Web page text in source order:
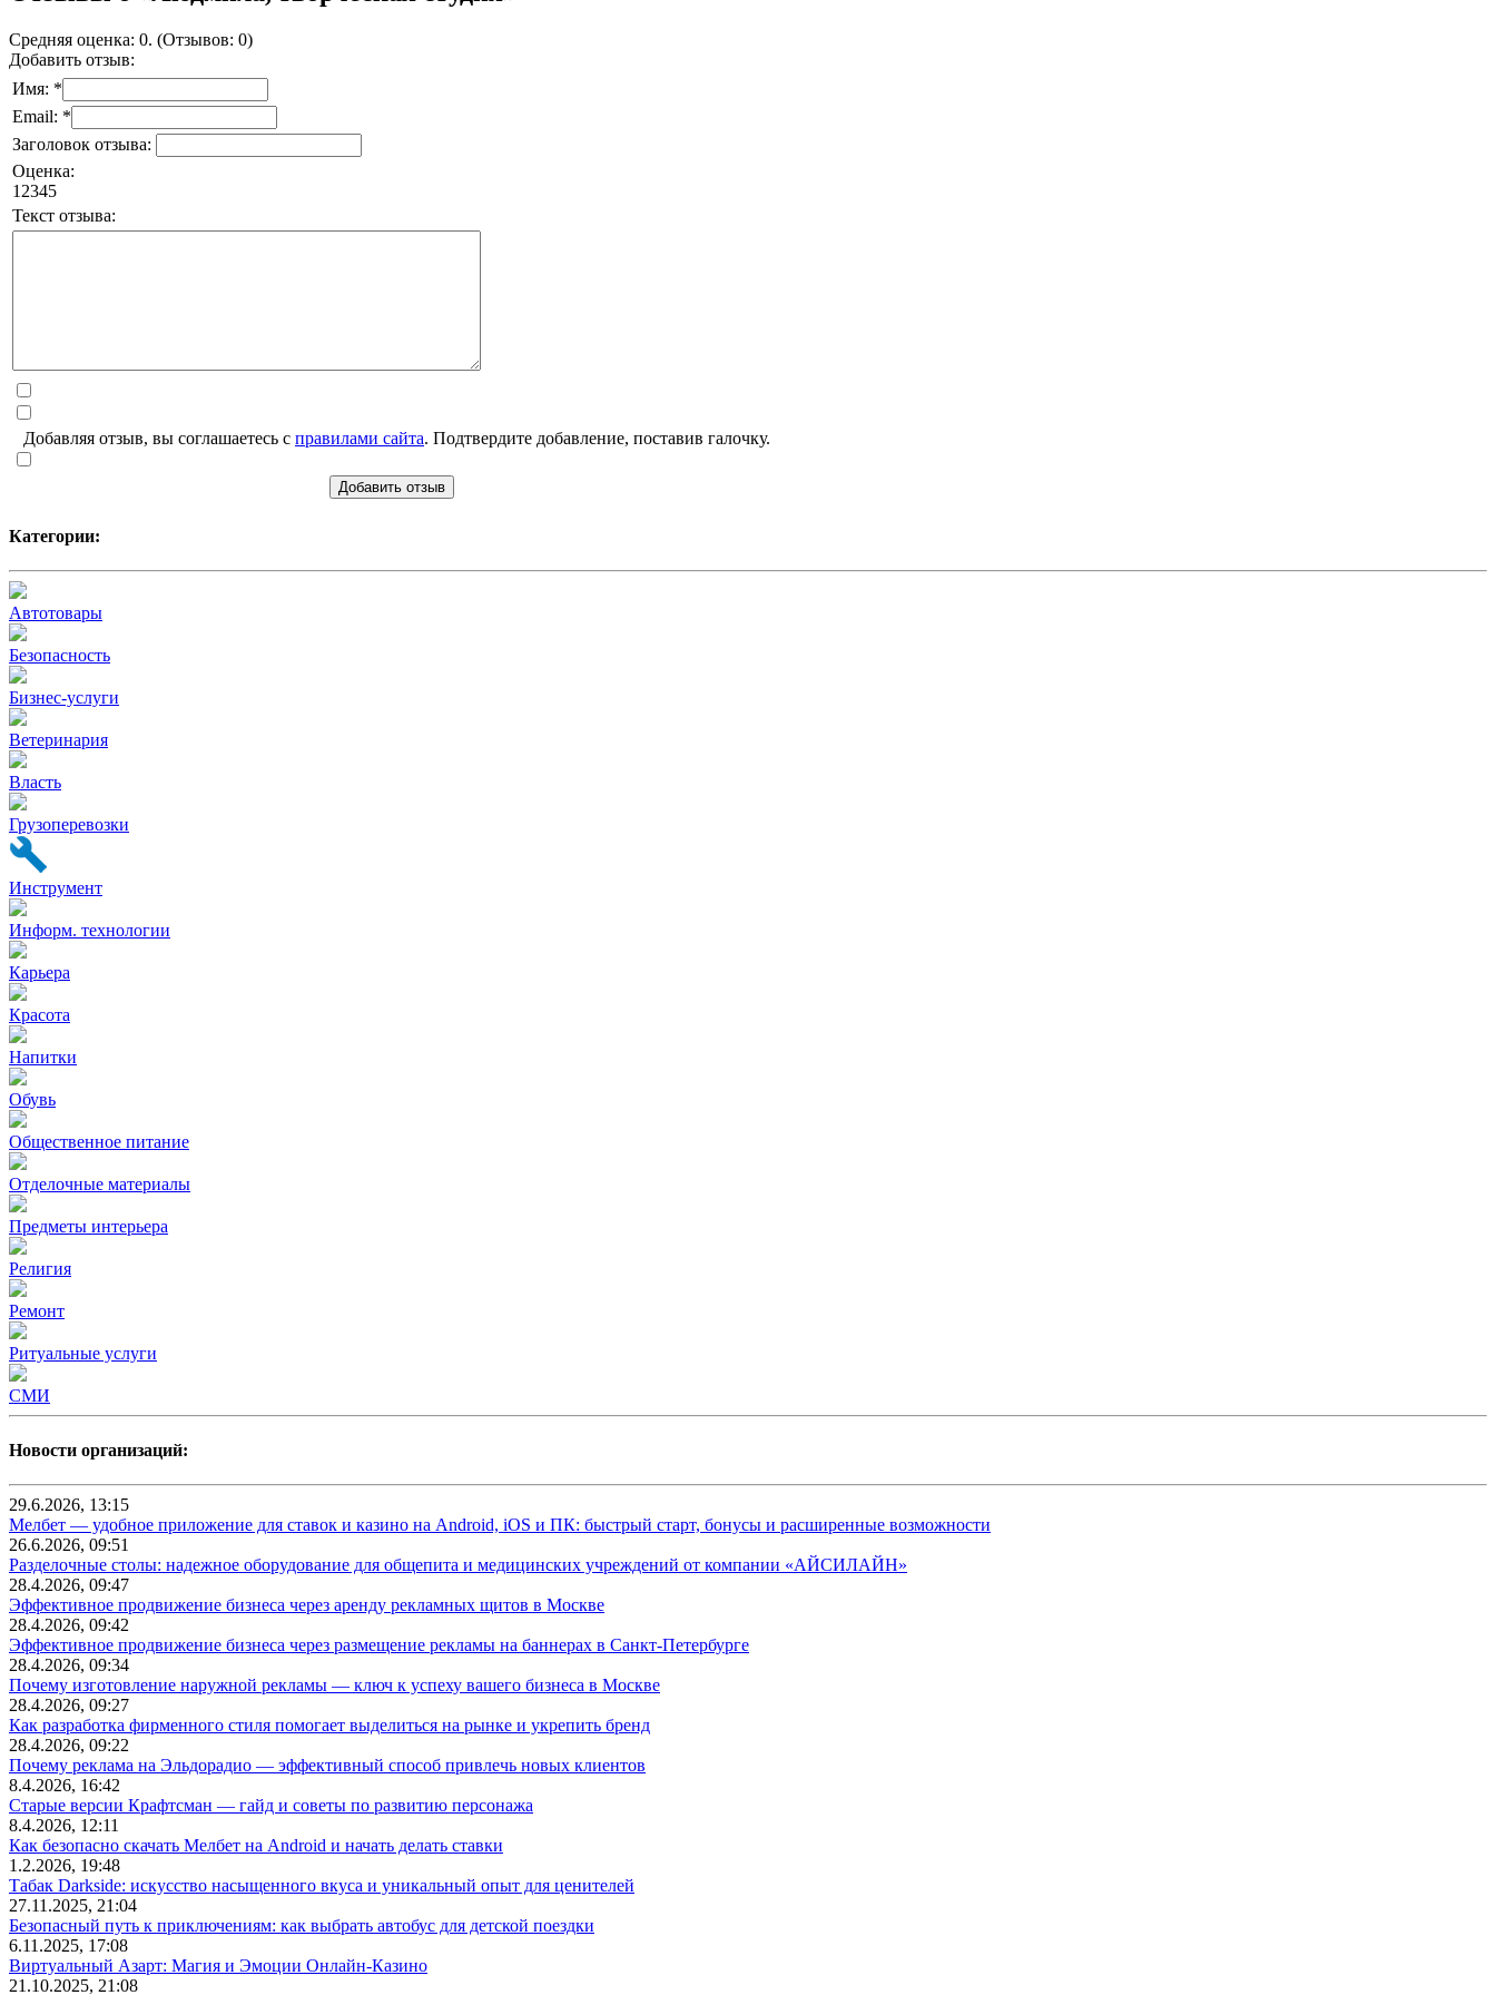
Средняя оценка: 0. (Отзывов: 0)
Добавить отзыв:
Имя: *
Email: *
Заголовок отзыва:
Оценка:
1 2345
Текст отзыва:
Добавляя отзыв, вы соглашаетесь с правилами сайта. Подтвердите добавление, поставив галочку.
Добавить отзыв
Категории:
Автотовары
Безопасность
Бизнес-услуги
Ветеринария
Власть
Грузоперевозки
Инструмент
Информ. технологии
Карьера
Красота
Напитки
Обувь
Общественное питание
Отделочные материалы
Предметы интерьера
Религия
Ремонт
Ритуальные услуги
СМИ
Новости организаций:
29.6.2026, 13:15
Мелбет — удобное приложение для ставок и казино на Android, iOS и ПК: быстрый старт, бонусы и расширенные возможности
26.6.2026, 09:51
Разделочные столы: надежное оборудование для общепита и медицинских учреждений от компании «АЙСИЛАЙН»
28.4.2026, 09:47
Эффективное продвижение бизнеса через аренду рекламных щитов в Москве
28.4.2026, 09:42
Эффективное продвижение бизнеса через размещение рекламы на баннерах в Санкт-Петербурге
28.4.2026, 09:34
Почему изготовление наружной рекламы — ключ к успеху вашего бизнеса в Москве
28.4.2026, 09:27
Как разработка фирменного стиля помогает выделиться на рынке и укрепить бренд
28.4.2026, 09:22
Почему реклама на Эльдорадио — эффективный способ привлечь новых клиентов
8.4.2026, 16:42
Старые версии Крафтсман — гайд и советы по развитию персонажа
8.4.2026, 12:11
Как безопасно скачать Мелбет на Android и начать делать ставки
1.2.2026, 19:48
Табак Darkside: искусство насыщенного вкуса и уникальный опыт для ценителей
27.11.2025, 21:04
Безопасный путь к приключениям: как выбрать автобус для детской поездки
6.11.2025, 17:08
Виртуальный Азарт: Магия и Эмоции Онлайн-Казино
21.10.2025, 21:08